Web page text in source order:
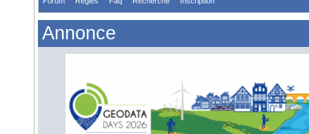
Annonce